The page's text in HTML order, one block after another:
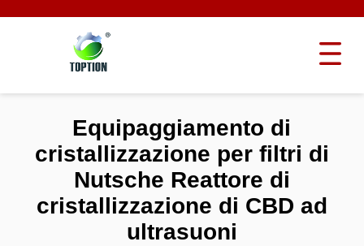
Equipaggiamento di
cristallizzazione per filtri di
Nutsche Reattore di
cristallizzazione di CBD ad
ultrasuoni